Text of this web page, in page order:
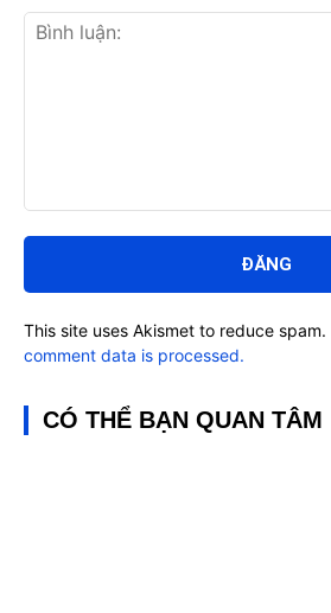
luận:
This site uses Akismet to reduce spam.
comment data is processed.
CÓ THỂ BẠN QUAN TÂM